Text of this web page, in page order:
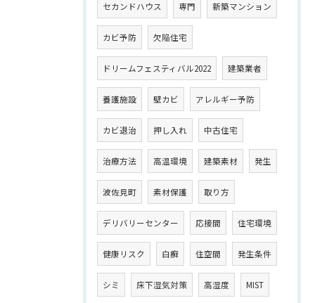
セカンドハウス 専門 新築マンション
カビ予防 欠陥住宅
ドリームフェスティバル2022 建築業者
養護施設 壁カビ アレルギー予防
カビ退治 押し入れ 中古住宅
治療方法 高温環境 建築素材 発生
波佐見町 素材保護 取り方
デリバリーセンター 応接間 住宅環境
健康リスク 白癬 住空間 発生条件
シミ 床下湿気対策 高湿度 MIST